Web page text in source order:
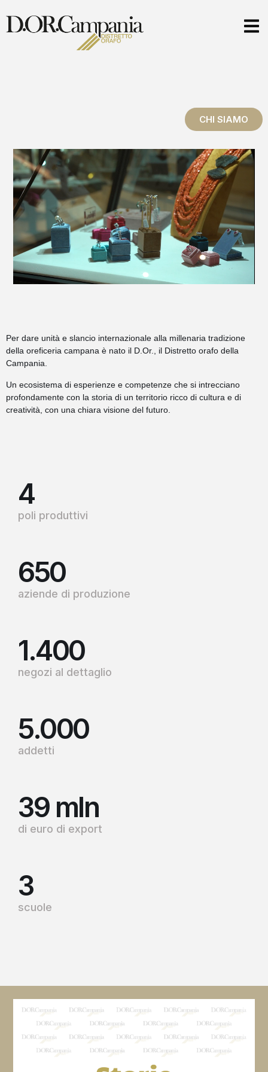
CHI SIAMO
Per dare unità e slancio internazionale alla millenaria tradizione
della oreficeria campana è nato il D.Or., il Distretto orafo della
Campania.
Un ecosistema di esperienze e competenze che si intrecciano
profondamente con la storia di un territorio ricco di cultura e di
creatività, con una chiara visione del futuro.
4
poli produttivi
650
aziende di produzione
1.400
negozi al dettaglio
5.000
addetti
39 mln
di euro di export
3
scuole